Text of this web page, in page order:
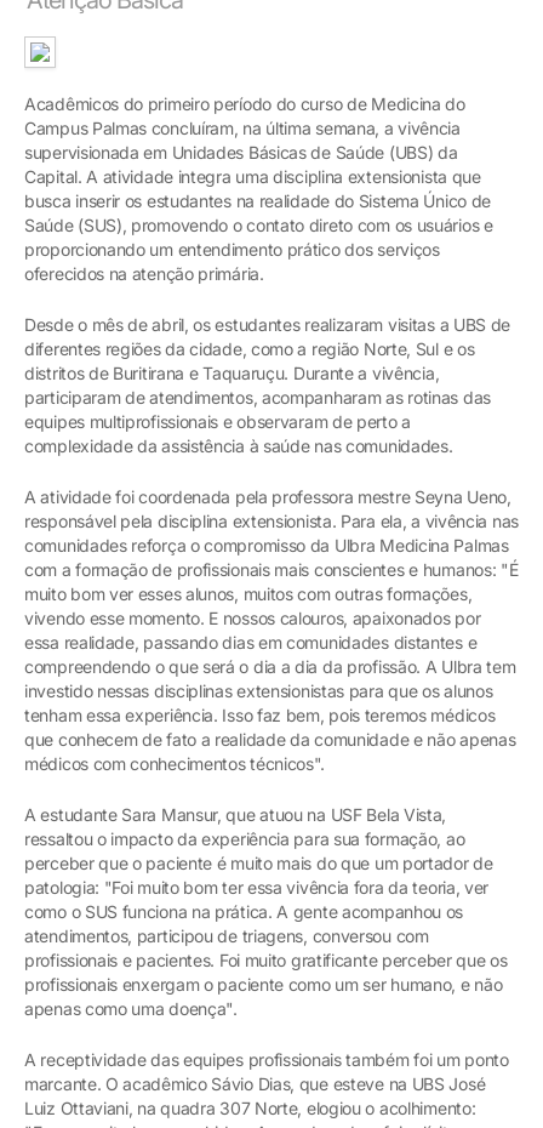
Acadêmicos do primeiro período do curso de Medicina do
Campus Palmas concluíram, na última semana, a vivência
supervisionada em Unidades Básicas de Saúde (UBS) da
Capital. A atividade integra uma disciplina extensionista que
busca inserir os estudantes na realidade do Sistema Único de
Saúde (SUS), promovendo o contato direto com os usuários e
proporcionando um entendimento prático dos serviços
oferecidos na atenção primária.
Desde o mês de abril, os estudantes realizaram visitas a UBS de
diferentes regiões da cidade, como a região Norte, Sul e os
distritos de Buritirana e Taquaruçu. Durante a vivência,
participaram de atendimentos, acompanharam as rotinas das
equipes multiprofissionais e observaram de perto a
complexidade da assistência à saúde nas comunidades.
A atividade foi coordenada pela professora mestre Seyna Ueno,
responsável pela disciplina extensionista. Para ela, a vivência nas
comunidades reforça o compromisso da Ulbra Medicina Palmas
com a formação de profissionais mais conscientes e humanos: "É
muito bom ver esses alunos, muitos com outras formações,
vivendo esse momento. E nossos calouros, apaixonados por
essa realidade, passando dias em comunidades distantes e
compreendendo o que será o dia a dia da profissão. A Ulbra tem
investido nessas disciplinas extensionistas para que os alunos
tenham essa experiência. Isso faz bem, pois teremos médicos
que conhecem de fato a realidade da comunidade e não apenas
médicos com conhecimentos técnicos".
A estudante Sara Mansur, que atuou na USF Bela Vista,
ressaltou o impacto da experiência para sua formação, ao
perceber que o paciente é muito mais do que um portador de
patologia: "Foi muito bom ter essa vivência fora da teoria, ver
como o SUS funciona na prática. A gente acompanhou os
atendimentos, participou de triagens, conversou com
profissionais e pacientes. Foi muito gratificante perceber que os
profissionais enxergam o paciente como um ser humano, e não
apenas como uma doença".
A receptividade das equipes profissionais também foi um ponto
marcante. O acadêmico Sávio Dias, que esteve na UBS José
Luiz Ottaviani, na quadra 307 Norte, elogiou o acolhimento: